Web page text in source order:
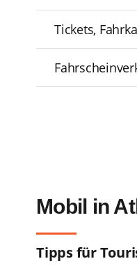
Tickets,
Mobil in
Tipps für